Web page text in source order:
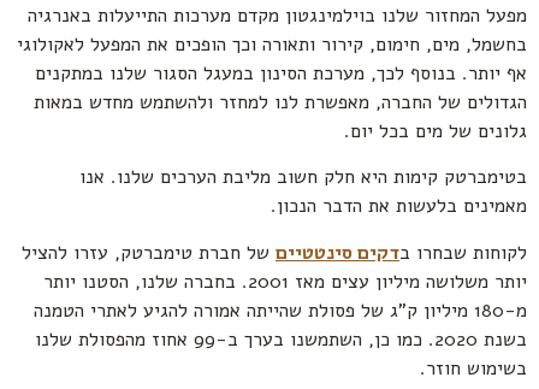
מפעל המחזור שלנו בוילמינגטון מקדם מערכות התייעלות באנרגיה
בחשמל, מים, חימום, קירור ותאורה וכך הופכים את המפעל לאקולוגי
אף יותר. בנוסף לכך, מערכת הסינון במעגל הסגור שלנו במתקנים
הגדולים של החברה, מאפשרת לנו למחזר ולהשתמש מחדש במאות
גלונים של מים בכל יום.
בטימברטק קימות היא חלק חשוב מליבת הערכים שלנו. אנו
מאמינים בלעשות את הדבר הנכון.
לקוחות שבחרו בדקים סינטטיים של חברת טימברטק, עזרו להציל
יותר משלושה מיליון עצים מאז 2001. בחברה שלנו, הסטנו יותר
מ-180 מיליון ק”ג של פסולת שהייתה אמורה להגיע לאתרי הטמנה
בשנת 2020. כמו כן, השתמשנו בערך ב-99 אחוז מהפסולת שלנו
בשימוש חוזר.